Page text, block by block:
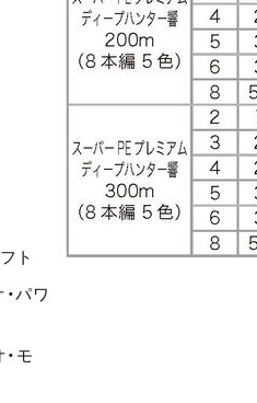
ト
パワ
モ